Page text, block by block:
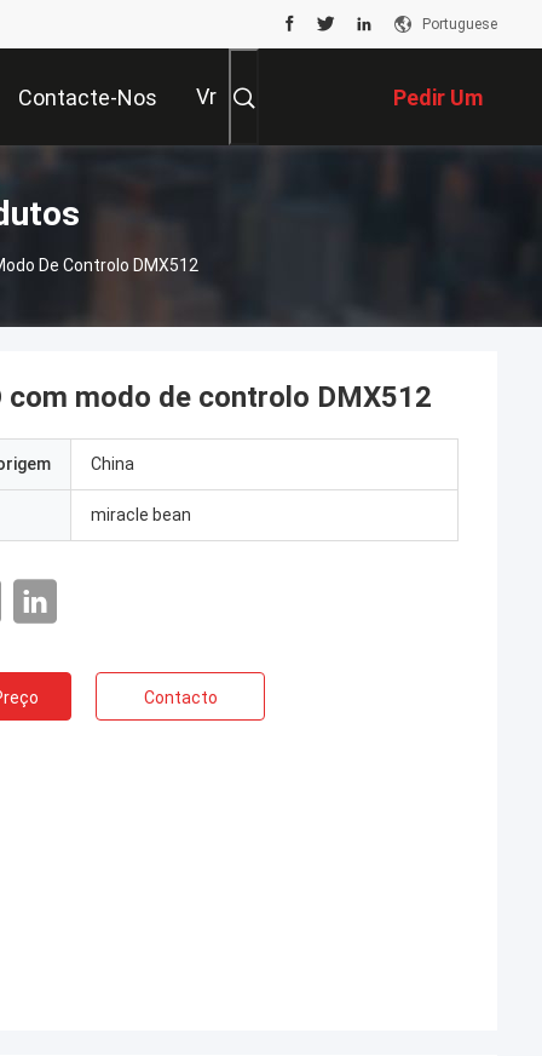
Portuguese
Contacte-Nos Vr Pedir Um
Orçamento
De Controlo DMX512
modo de controlo DMX512
China
miracle bean
Contacto